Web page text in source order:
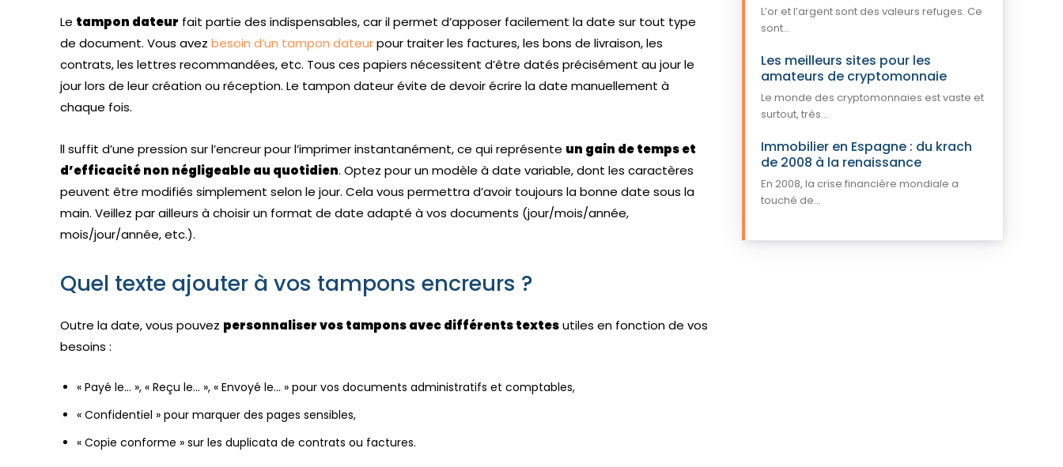
Le tampon dateur fait partie des indispensables, car il permet d’apposer facilement la date sur tout type
de document. Vous avez besoin d’un tampon dateurpour traiter les factures, les bons de livraison, les
contrats, les lettres recommandées, etc. Tous ces papiers nécessitent d’être datés précisément au jour le
jour lors de leur création ou réception. Le tampon dateur évite de devoir écrire la date manuellement à
chaque fois.
ll suffit d’une pression sur l’encreur pour l’imprimer instantanément, ce qui représente un gain de temps et
d’efficacité non négligeable au quotidien. Optez pour un modèle à date variable, dont les caractères
peuvent être modifiés simplement selon le jour. Cela vous permettra d’avoir toujours la bonne date sous la
main. Veillez par ailleurs à choisir un format de date adapté à vos documents (jour/mois/année,
mois/jour/année, etc.).
Quel texte ajouter à vos tampons encreurs ?
Outre la date, vous pouvez personnaliser vos tampons avec différents textesutiles en fonction de vos
besoins :
« Payé le… », « Reçu le… », « Envoyé le… » pour vos documents administratifs et comptables,
« Confidentiel » pour marquer des pages sensibles,
« Copie conforme » sur les duplicata de contrats ou factures.
L’or et l’argent sont des valeurs refuges. Ce
sont...
Les meilleurs sites pour les
amateurs de cryptomonnaie
Le monde des cryptomonnaies est vaste et
surtout, très...
Immobilier en Espagne : du krach
de 2008 à la renaissance
En 2008, la crise financière mondiale a
touché de...